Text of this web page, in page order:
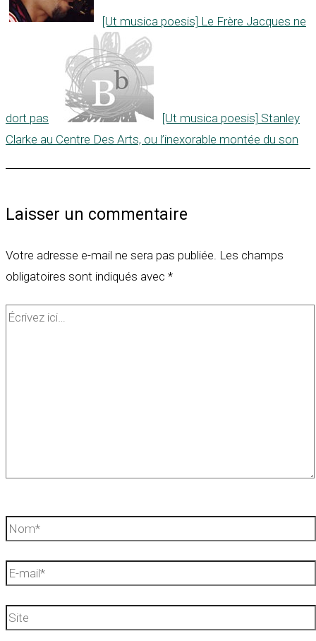
[Ut musica poesis] Le Frère Jacques ne
dort pas
[Ut musica poesis] Stanley
Clarke au Centre Des Arts, ou l’inexorable montée du son
Laisser un commentaire
Votre adresse e-mail ne sera pas publiée. Les champs
obligatoires sont indiqués avec *
Écrivez
Nom*
E-
Site